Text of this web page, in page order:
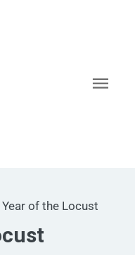
Year of the Locust